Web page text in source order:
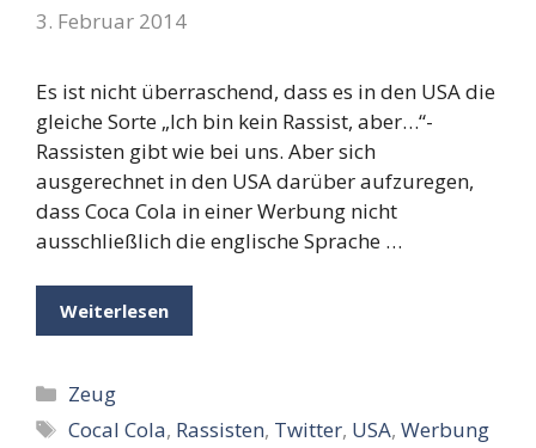
3. Februar 2014
Es ist nicht überraschend, dass es in den USA die
gleiche Sorte „Ich bin kein Rassist, aber…“-
Rassisten gibt wie bei uns. Aber sich
ausgerechnet in den USA darüber aufzuregen,
dass Coca Cola in einer Werbung nicht
ausschließlich die englische Sprache …
Weiterlesen
Kategorien
Zeug
Schlagwörter
Cocal Cola, Rassisten, Twitter, USA,Werbung